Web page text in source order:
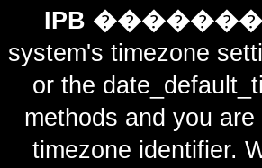
IPB
system's timezone
or the
methods and you
timezone identifier.